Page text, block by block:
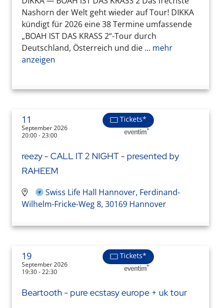
Nashorn der Welt geht wieder auf Tour! DIKKA
kündigt für 2026 eine 38 Termine umfassende
„BOAH IST DAS KRASS 2“-Tour durch
Deutschland, Österreich und die ... mehr
anzeigen
11
September 2026
20:00 - 23:00
Tickets*
reezy - CALL IT 2 NIGHT - presented by
RAHEEM
Swiss Life Hall Hannover, Ferdinand-
Wilhelm-Fricke-Weg 8, 30169 Hannover
19
September 2026
19:30 - 22:30
Tickets*
Beartooth - pure ecstasy europe + uk tour